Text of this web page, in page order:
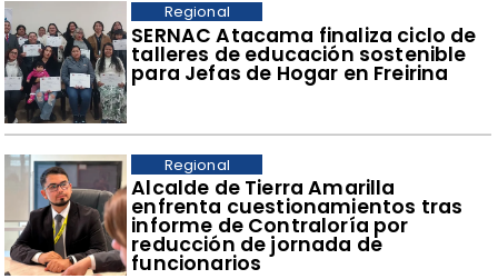
SERNAC Atacama finaliza ciclo de
talleres de educación sostenible
para Jefas de Hogar en Freirina
Regional
​Alcalde de Tierra Amarilla
enfrenta cuestionamientos tras
informe de Contraloría por
reducción de jornada de
funcionarios
Regional